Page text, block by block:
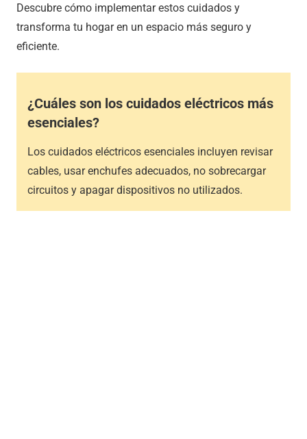
Descubre cómo implementar estos cuidados y
transforma tu hogar en un espacio más seguro y
eficiente.
¿Cuáles son los cuidados eléctricos más
esenciales?
Los cuidados eléctricos esenciales incluyen revisar
cables, usar enchufes adecuados, no sobrecargar
circuitos y apagar dispositivos no utilizados.